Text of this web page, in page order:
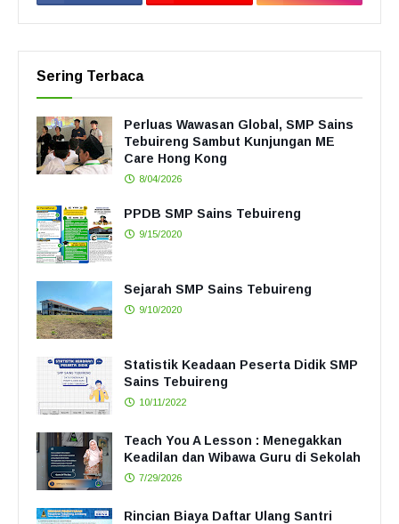
Sering Terbaca
Perluas Wawasan Global, SMP Sains
Tebuireng Sambut Kunjungan ME
Care Hong Kong
8/04/2026
PPDB SMP Sains Tebuireng
9/15/2020
Sejarah SMP Sains Tebuireng
9/10/2020
Statistik Keadaan Peserta Didik SMP
Sains Tebuireng
10/11/2022
Teach You A Lesson : Menegakkan
Keadilan dan Wibawa Guru di Sekolah
7/29/2026
Rincian Biaya Daftar Ulang Santri